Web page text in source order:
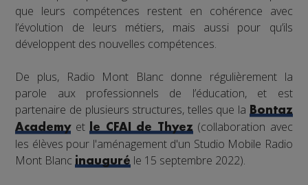
que leurs compétences restent en cohérence avec
l’évolution de leurs métiers, mais aussi pour qu’ils
développent des nouvelles compétences.
De plus, Radio Mont Blanc donne régulièrement la
parole aux professionnels de l’éducation, et est
partenaire de plusieurs structures, telles que la
Bontaz
Academyet le CFAI de Thyez(collaboration avec
les élèves pour l'aménagement d'un Studio Mobile Radio
Mont Blancinauguré le 15 septembre 2022).